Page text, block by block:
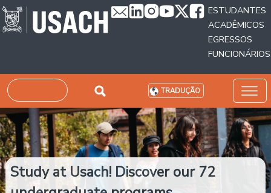
Passar para o conteúdo principal
ESTUDANTES
ACADÊMICOS
EGRESSOS
FUNCIONÁRIOS
Pesquisar TRADUÇÃO
Study at Usach! Discover our 72